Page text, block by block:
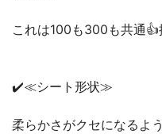
これは100も300も共通👍
✔️≪シート形状≫
柔らかさがクセになるよ